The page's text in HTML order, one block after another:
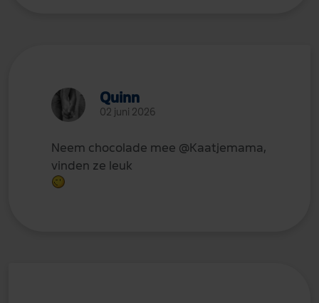
Quinn
02 juni 2026
Neem chocolade mee @Kaatjemama,
vinden ze leuk